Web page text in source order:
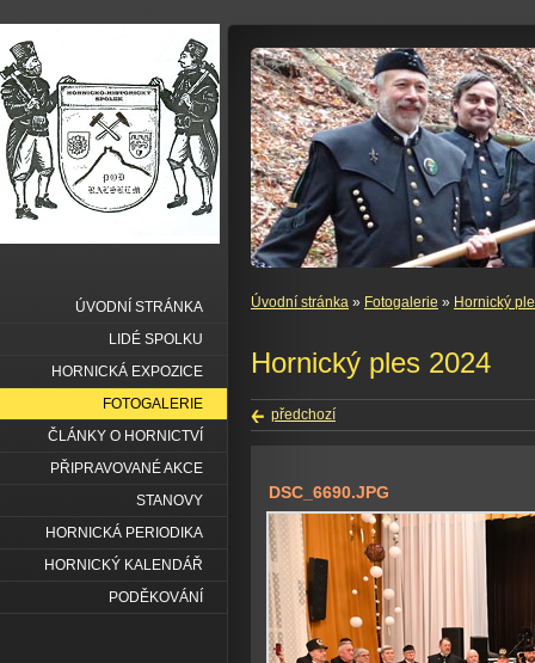
Úvodní stránka » Fotogalerie » Hornický
Hornický ples 2024
předchozí
DSC_6690.JPG
ÚVODNÍ STRÁNKA
LIDÉ SPOLKU
HORNICKÁ EXPOZICE
FOTOGALERIE
ČLÁNKY O HORNICTVÍ
PŘIPRAVOVANÉ AKCE
STANOVY
HORNICKÁ PERIODIKA
HORNICKÝ KALENDÁŘ
PODĚKOVÁNÍ